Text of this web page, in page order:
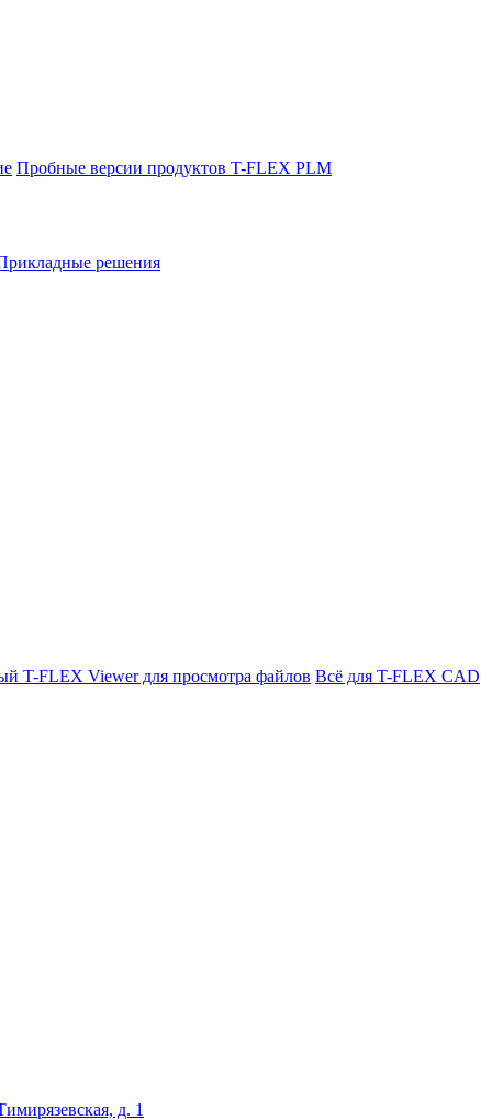
Пробные версии продуктов T-FLEX PLM
решения
T-FLEX Viewer для просмотра файлов Всё для T-FLEX CAD
д. 1